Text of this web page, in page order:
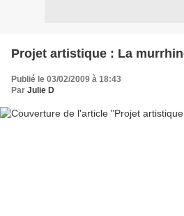
Projet artistique : La
Publié le 03/02/2009 à 18:43
Par Julie D